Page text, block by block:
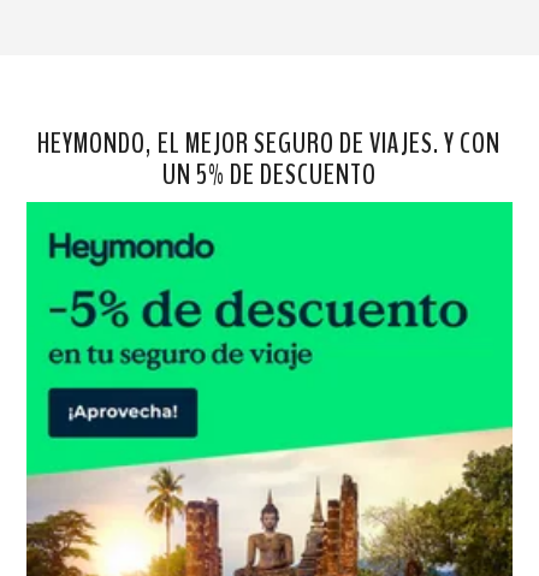
HEYMONDO, EL MEJOR SEGURO DE VIAJES. Y CON
UN 5% DE DESCUENTO